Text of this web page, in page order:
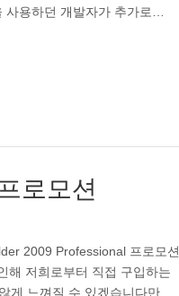
용하던 개발자가 추가로…
로모션
2009 Professional 프로모션
해 저희로부터 직접 구입하는
게 느껴질 수 있겠습니다만..